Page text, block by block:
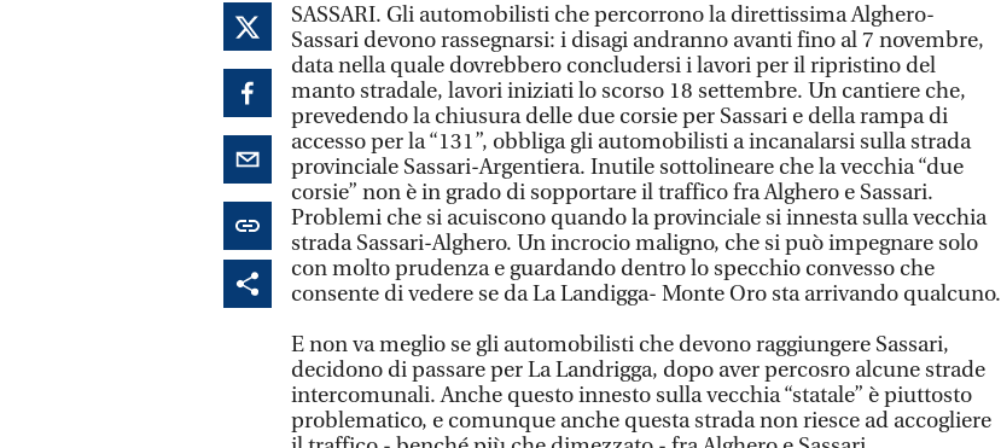
SASSARI. Gli automobilisti che percorrono la direttissima Alghero-
Sassari devono rassegnarsi: i disagi andranno avanti fino al 7 novembre,
data nella quale dovrebbero concludersi i lavori per il ripristino del
manto stradale, lavori iniziati lo scorso 18 settembre. Un cantiere che,
prevedendo la chiusura delle due corsie per Sassari e della rampa di
accesso per la “131”, obbliga gli automobilisti a incanalarsi sulla strada
provinciale Sassari-Argentiera. Inutile sottolineare che la vecchia “due
corsie” non è in grado di sopportare il traffico fra Alghero e Sassari.
Problemi che si acuiscono quando la provinciale si innesta sulla vecchia
strada Sassari-Alghero. Un incrocio maligno, che si può impegnare solo
con molto prudenza e guardando dentro lo specchio convesso che
consente di vedere se da La Landigga- Monte Oro sta arrivando qualcuno.
E non va meglio se gli automobilisti che devono raggiungere Sassari,
decidono di passare per La Landrigga, dopo aver percosro alcune strade
intercomunali. Anche questo innesto sulla vecchia “statale” è piuttosto
problematico, e comunque anche questa strada non riesce ad accogliere